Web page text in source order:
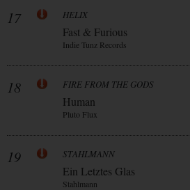
17 HELIX
Fast & Furious
Indie Tunz Records
18 FIRE FROM THE GODS
Human
Pluto Flux
19 STAHLMANN
Ein Letztes Glas
Stahlmann